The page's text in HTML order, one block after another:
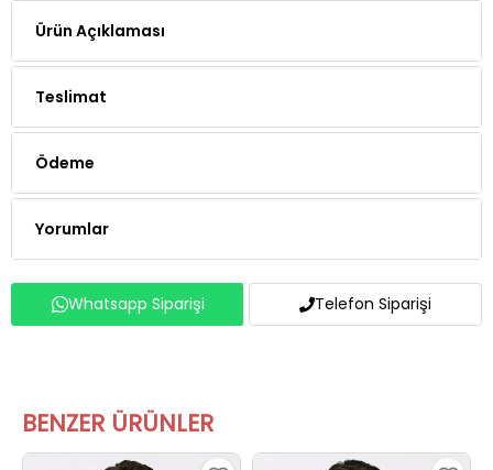
Ürün Açıklaması
Teslimat
Ödeme
Yorumlar
Whatsapp Siparişi Telefon Siparişi
BENZER ÜRÜNLER